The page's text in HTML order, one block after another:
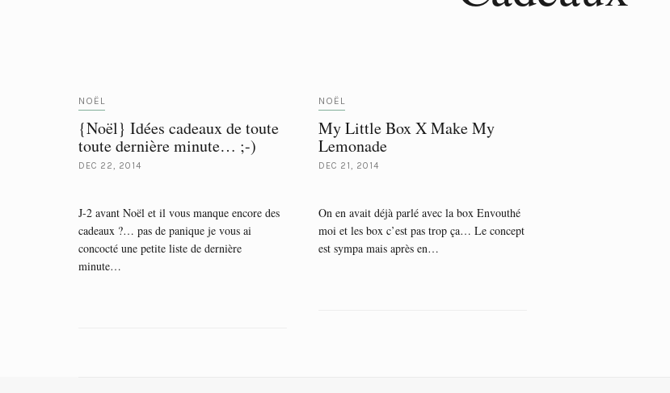
NOËL
{Noël} Idées cadeaux de toute
toute dernière minute… ;-)
DEC 22, 2014
J-2 avant Noël et il vous manque encore des
cadeaux ?… pas de panique je vous ai
concocté une petite liste de dernière
minute…
NOËL
My Little Box X Make My
Lemonade
DEC 21, 2014
On en avait déjà parlé avec la box Envouthé
moi et les box c’est pas trop ça… Le concept
est sympa mais après en…